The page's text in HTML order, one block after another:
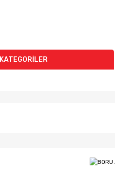
KATEGORİLER